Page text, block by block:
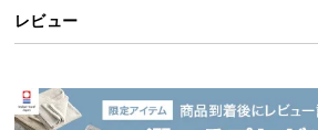
支
に
つ
レビュー